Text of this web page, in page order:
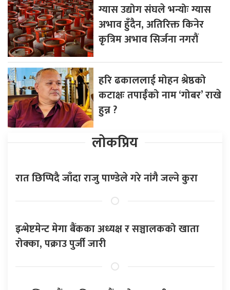
ग्यास उद्योग संघले भन्योः ग्यास
अभाव हुँदैन, अतिरिक्त किनेर
कृत्रिम अभाव सिर्जना नगरौं
हरि ढकाललाई मोहन श्रेष्ठको
कटाक्षः तपाईँको नाम ‘गोबर’ राखे
हुन्न ?
लोकप्रिय
रात छिप्पिदै जाँदा राजु पाण्डेले गरे नांगै जल्ने कुरा
इन्भेष्टमेन्ट मेगा बैंकका अध्यक्ष र सञ्चालकको खाता
रोक्का, पक्राउ पुर्जी जारी